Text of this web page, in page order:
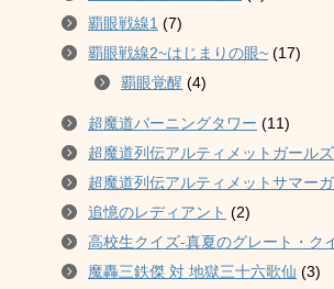
覇眼戦線1 (7)
覇眼戦線2~はじまりの眼~ (17)
覇眼覚醒 (4)
超魔道バーニングタワー (11)
超魔道列伝アルティメットガールズ
超魔道列伝アルティメットサマー
追憶のレディアント (2)
高校生クイズ-真夏のグレート・ク
魔轟三鉄傑 対 地獄三十六歌仙 (3)